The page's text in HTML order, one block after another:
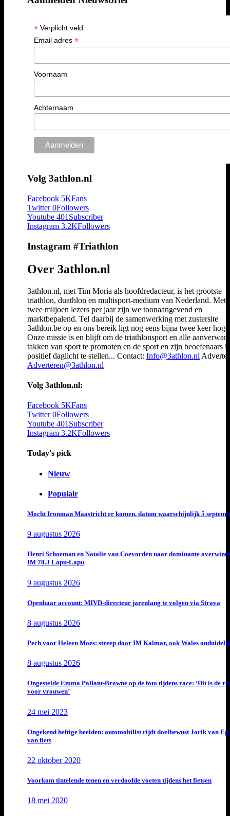
*Verplicht veld
Email adres *
Voornaam
Achternaam
Volg 3athlon.nl
Facebook 5KFans
Twitter 0Followers
Youtube 401 Subscriber
Instagram 3.2KFollowers
Instagram #Triathlon
Over 3athlon.nl
3athlon.nl, met Tim Moria als hoofdredacteur, is het grootste
triathlon, duathlon en multisport-medium van Nederland. Met
twee miljoen lezers per jaar zijn we toonaangevend en
marktbepalend. Tel daarbij de samenwerking met zustersite
3athlon.be op en ons bereik ligt nog eens bijna twee keer
Onze missie is en blijft om de triathlonsport en alle
takken van sport te promoten en de sport en zijn beoefenaars
positief daglicht te stellen... Contact: Info@3athlon.nl
Adverteren@3athlon.nl
Volg 3athlon.nl:
Facebook 5KFans
Twitter 0Followers
Youtube 401 Subscriber
Instagram 3.2KFollowers
Today's pick
Nieuw
Populair
Mocht Ironman Maastricht er komen, datum waarschijnlijk 5
9 augustus 2026
Henri Schoeman en Natalie van Coevorden naar dominante
IM 70.3 Lapu-Lapu
9 augustus 2026
Openbaar account: MIVD-directeur jarenlang te volgen via Strava
8 augustus 2026
Pech voor Heleen Moes: streep door IM Kalmar, ook Wales
8 augustus 2026
Ongestelde Emma Pallant-Browne op de foto tijdens race: ‘Dit is de
voor vrouwen’
24 mei 2023
Ongekend heftige beelden: automobilist rijdt doelbewust Jorik van
van fiets
22 oktober 2020
Voorkom tintelende tenen en verdoofde voeten tijdens het fietsen
18 mei 2020